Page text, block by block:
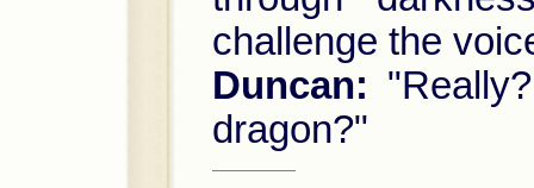
challenge the
Duncan:
dragon?"